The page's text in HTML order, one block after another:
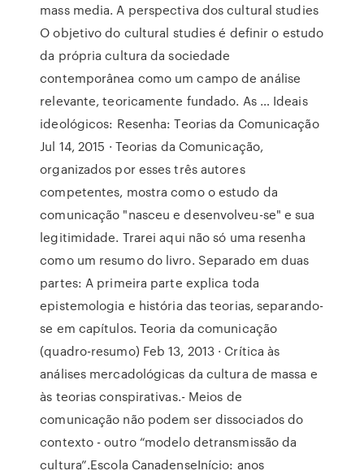
mass media. A perspectiva dos cultural studies
O objetivo do cultural studies é definir o estudo
da própria cultura da sociedade
contemporânea como um campo de análise
relevante, teoricamente fundado. As … Ideais
ideológicos: Resenha: Teorias da Comunicação
Jul 14, 2015 · Teorias da Comunicação,
organizados por esses três autores
competentes, mostra como o estudo da
comunicação "nasceu e desenvolveu-se" e sua
legitimidade. Trarei aqui não só uma resenha
como um resumo do livro. Separado em duas
partes: A primeira parte explica toda
epistemologia e história das teorias, separando-
se em capítulos. Teoria da comunicação
(quadro-resumo) Feb 13, 2013 · Crítica às
análises mercadológicas da cultura de massa e
às teorias conspirativas.- Meios de
comunicação não podem ser dissociados do
contexto - outro “modelo detransmissão da
cultura”.Escola CanadenseInício: anos